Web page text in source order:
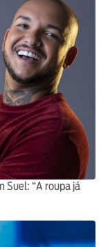
Suel: “A roupa já